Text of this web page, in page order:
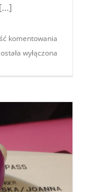
komentowania
wyłączona